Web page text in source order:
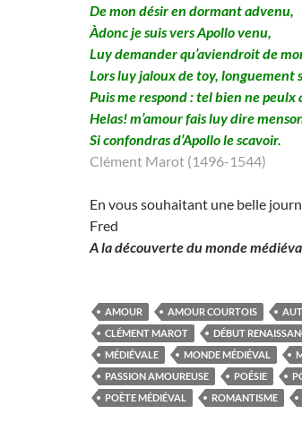
De mon désir en dormant advenu,
Àdonc je suis vers Apollo venu,
Luy demander qu’aviendroit de
Lors luy jaloux de toy, longuement
Puis me respond : tel bien ne peulx
Helas! m’amour fais luy dire
Si confondras d’Apollo le scavoir.
Clément Marot (1496-1544)
En vous souhaitant une belle
Fred
A la découverte du monde
AMOUR AMOUR COURTOIS
CLÉMENT MAROT
DÉBUT
MÉDIÉVALE
MONDE MÉDIÉVAL
PASSION AMOUREUSE
POÉSIE
POÈTE MÉDIÉVAL
ROMANTISME